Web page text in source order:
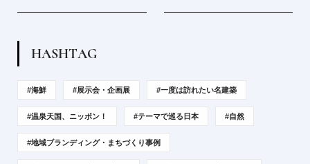
HASHTAG
#海鮮 #展示会・企画展 #一度は訪れたい名建築
#温泉天国、ニッポン！ #テーマで巡る日本 #自然
#地域ブランディング・まちづくり事例